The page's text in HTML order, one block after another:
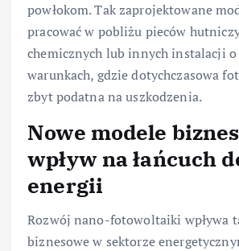
powłokom. Tak zaprojektowane
pracować w pobliżu pieców
chemicznych lub innych instalacji
warunkach, gdzie dotychczasowa
zbyt podatna na uszkodzenia.
Nowe modele
wpływ na łańcuch
energii
Rozwój nano-fotowoltaiki wpływa
biznesowe w sektorze